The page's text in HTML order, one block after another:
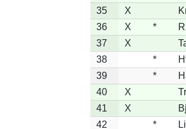
35
X
36
X *
37
X
38
*
39
*
40
X
41
X
42
*